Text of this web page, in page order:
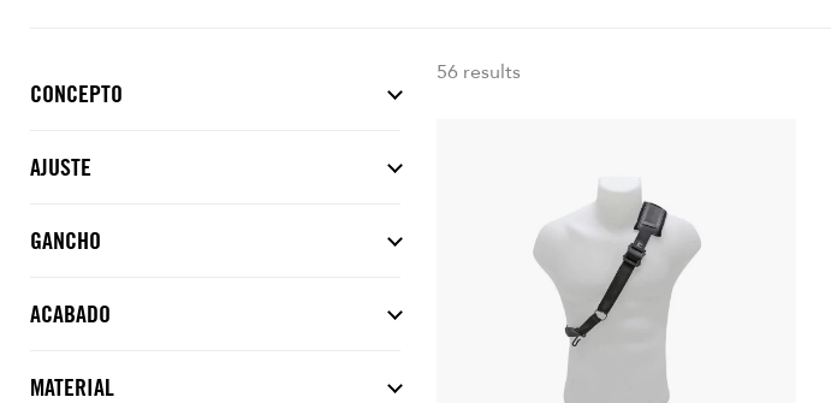
CONCEPTO
AJUSTE
GANCHO
ACABADO
MATERIAL
56 results